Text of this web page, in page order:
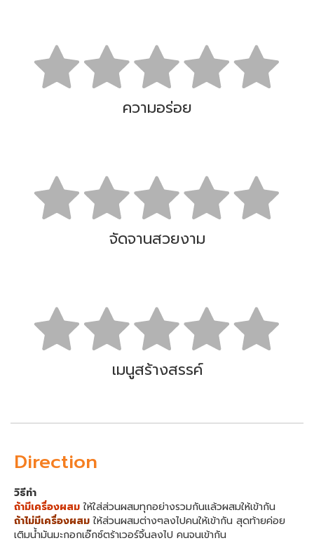
ความอร่อย
จัดจานสวยงาม
เมนูสร้างสรรค์
Direction
วิธีทำ
ถ้ามีเครื่องผสมให้ใส่ส่วนผสมทุกอย่างรวมกันแล้วผสมให้เข้ากัน
ถ้าไม่มีเครื่องผสมให้ส่วนผสมต่างๆลงไปคนให้เข้ากัน สุดท้ายค่อย
เติมน้ำมันมะกอกเอ๊กซ์ตร้าเวอร์จิ้นลงไป คนจนเข้ากัน